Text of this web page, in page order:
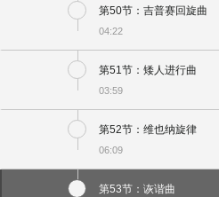
第50节：吉普赛回旋曲
04:22
第51节：矮人进行曲
03:59
第52节：维也纳旋律
06:09
第53节：诙谐曲